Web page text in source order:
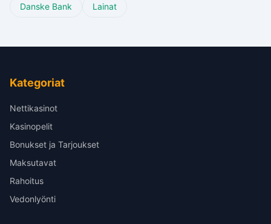
Danske Bank Lainat
Kategoriat
Nettikasinot
Kasinopelit
Bonukset ja Tarjoukset
Maksutavat
Rahoitus
Vedonlyönti